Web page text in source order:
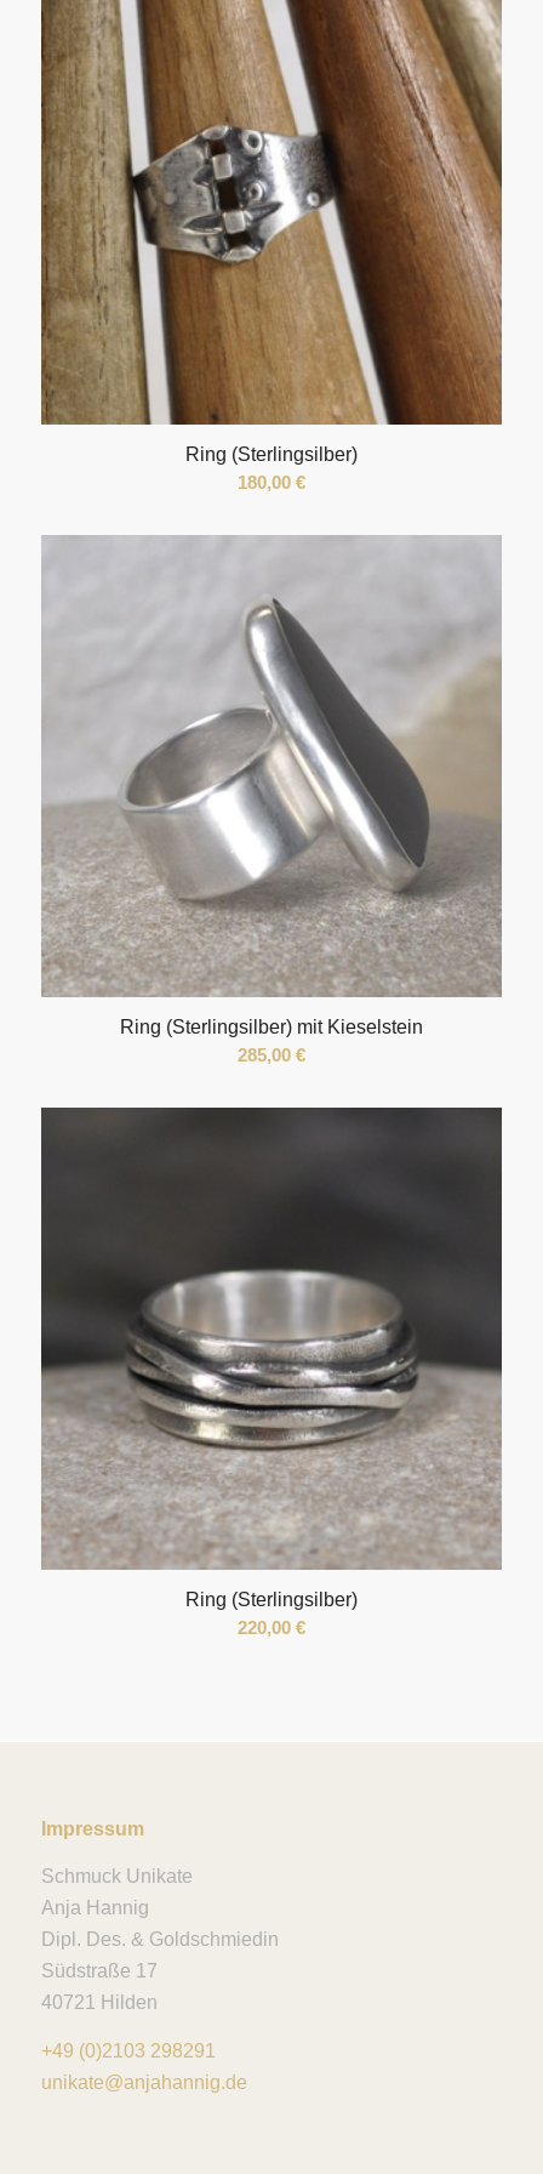
Ring (Sterlingsilber)
180,00 €
Ring (Sterlingsilber) mit Kieselstein
285,00 €
Ring (Sterlingsilber)
220,00 €
Impressum
Schmuck Unikate
Anja Hannig
Dipl. Des. & Goldschmiedin
Südstraße 17
40721 Hilden
+49 (0)2103 298291
unikate@anjahannig.de